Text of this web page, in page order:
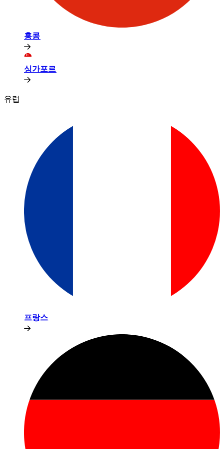
홍콩​​
싱가포르​​
유럽​​
프랑스​​